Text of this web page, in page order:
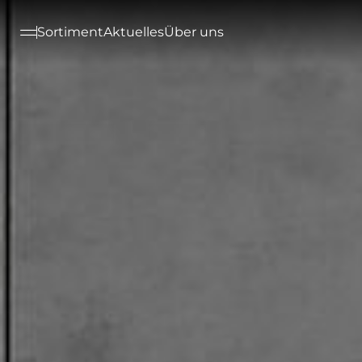
SortimentAktuellesÜber uns